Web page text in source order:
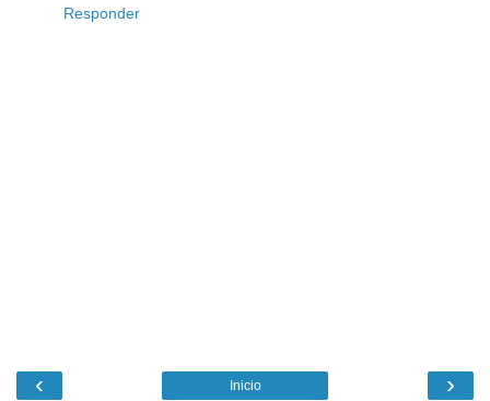
Responder
‹ ›
Inicio